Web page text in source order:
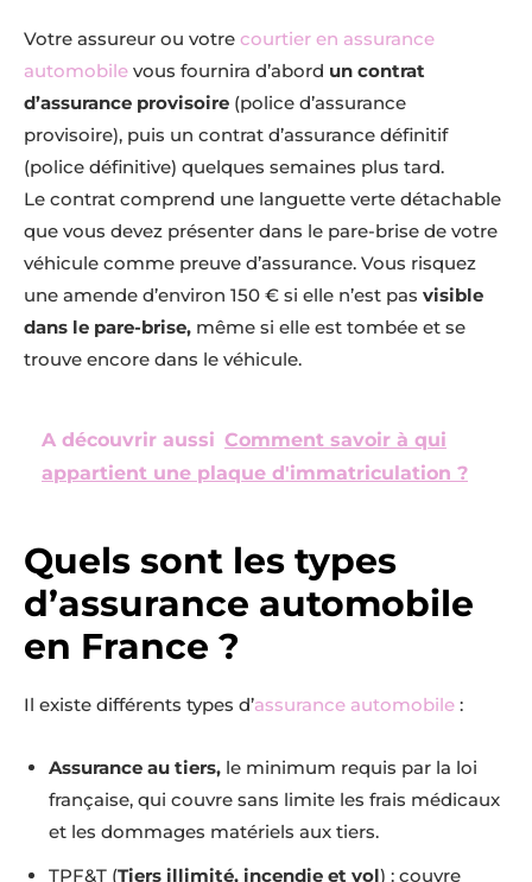
Votre assureur ou votre courtier en assurance
automobile vous fournira d’abord un contrat
d’assurance provisoire (police d’assurance
provisoire), puis un contrat d’assurance définitif
(police définitive) quelques semaines plus tard.
Le contrat comprend une languette verte détachable
que vous devez présenter dans le pare-brise de votre
véhicule comme preuve d’assurance. Vous risquez
une amende d’environ 150 € si elle n’est pas visible
dans le pare-brise, même si elle est tombée et se
trouve encore dans le véhicule.
A découvrir aussi Comment savoir à qui
appartient une plaque d'immatriculation ?
Quels sont les types
d’assurance automobile
en France ?
Il existe différents types d’assurance automobile :
Assurance au tiers, le minimum requis par la loi
française, qui couvre sans limite les frais médicaux
et les dommages matériels aux tiers.
TPF&T (Tiers illimité, incendie et vol) : couvre